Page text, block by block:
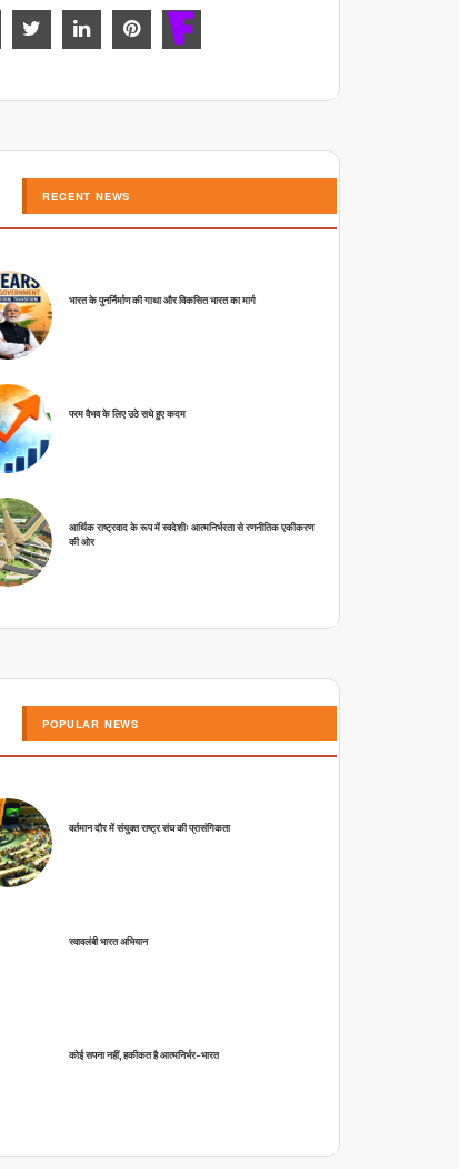
RECENT NEWS
भारत के पुनर्निर्माण की गाथा और विकसित भारत का मार्ग
परम वैभव के लिए उठे सधे हुए कदम
आर्थिक राष्ट्रवाद के रूप में स्वदेशीः आत्मनिर्भरता से रणनीतिक एकीकरण
की ओर
POPULAR NEWS
वर्तमान दौर में संयुक्त राष्ट्र संघ की प्रासंगिकता
स्वावलंबी भारत अभियान
कोई सपना नहीं, हकीकत है आत्मनिर्भर-भारत